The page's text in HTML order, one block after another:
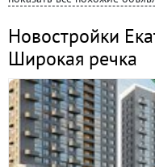
Новостройки
Широкая речка